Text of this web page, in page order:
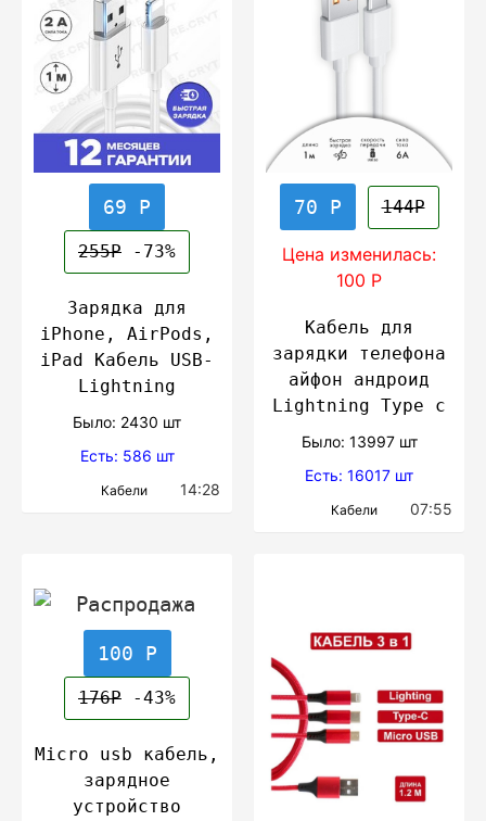
69 Р
255Р -73%
Зарядка для
iPhone, AirPods,
iPad Кабель USB-
Lightning
Было: 2430 шт
Есть: 586 шт
Кабели 14:28
70 Р 144Р
Цена изменилась:
100 Р
Кабель для
зарядки телефона
айфон андроид
Lightning Type с
Было: 13997 шт
Есть: 16017 шт
Кабели 07:55
100 Р
176Р -43%
Micro usb кабель,
зарядное
устройство